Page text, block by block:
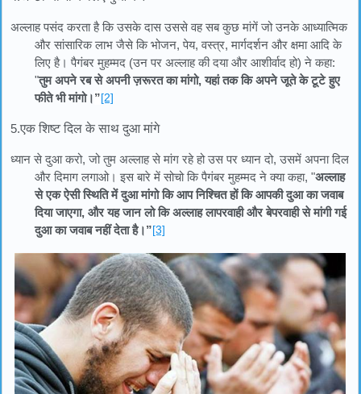
अल्लाह पसंद करता है कि उसके दास उससे वह सब कुछ मांगें जो उनके आध्यात्मिक
और सांसारिक लाभ जैसे कि भोजन, पेय, वस्त्र, मार्गदर्शन और क्षमा आदि के
लिए है। पैगंबर मुहम्मद (उन पर अल्लाह की दया और आशीर्वाद हो) ने कहा:
"तुम अपने रब से अपनी ज़रूरत का मांगो, यहां तक कि अपने जूते के टूटे हुए
फीते भी मांगो।”[2]
5.एक शिष्ट दिल के साथ दुआमांगे
ध्यान से दुआ करो, जो तुम अल्लाह से मांग रहे हो उस पर ध्यान दो, उसमें अपना दिल
और दिमाग लगाओ। इस बारे में सोचो कि पैगंबर मुहम्मद ने क्या कहा, "अल्लाह
से एक ऐसी स्थिति में दुआ मांगो कि आप निश्चित हों कि आपकी दुआ का जवाब
दिया जाएगा, और यह जान लो कि अल्लाह लापरवाही और बेपरवाही से मांगी गई
दुआ का जवाब नहीं देता है।”[3]